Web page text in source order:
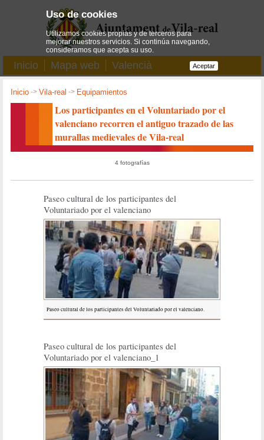
Inicio Mapa web Valencià
Inicio ->Vila-real -> Equipamientos
Los participantes en el Voluntariado por el
valenciano recorren el antiguo trazado de las
murallas medievales de Vila-real
4 fotografías
Paseo cultural de los participantes del
Voluntariado por el valenciano
Paseo cultural de los participantes del Voluntariado por el valenciano.
Paseo cultural de los participantes del
Voluntariado por el valenciano_1
Uso de cookies
Utilizamos cookies propias y de terceros para
mejorar nuestros servicios. Si continúa navegando,
consideramos que acepta su uso.
Aceptar